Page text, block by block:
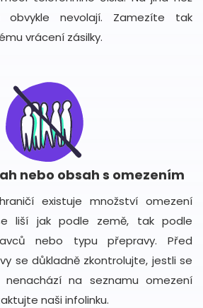
nevolají. Zamezíte tak
vrácení zásilky.
nebo obsah s omezením
existuje množství omezení
liší jak podle země, tak podle
nebo typu přepravy. Před
se důkladně zkontrolujte, jestli se
nenachází na seznamu omezení
naši infolinku.